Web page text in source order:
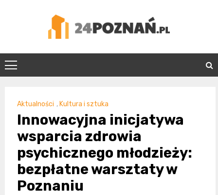
24Poznań.pl
Aktualności , Kultura i sztuka
Innowacyjna inicjatywa
wsparcia zdrowia
psychicznego młodzieży:
bezpłatne warsztaty w
Poznaniu